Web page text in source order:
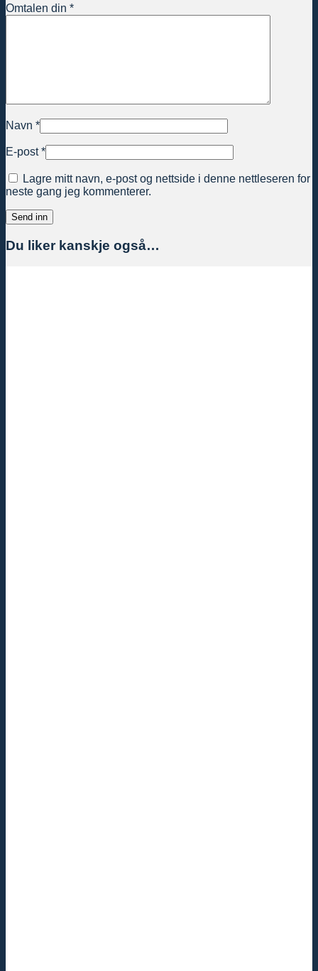
Omtalen din *
Navn *
E-post*
Lagre mitt navn, e-post og nettside i denne nettleseren for
neste gang jeg kommenterer.
Du liker kanskje også…